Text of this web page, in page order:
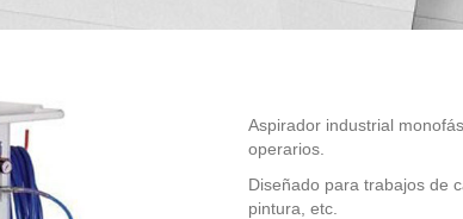
Aspirador industrial
operarios.
Diseñado para trabajos de
pintura, etc.